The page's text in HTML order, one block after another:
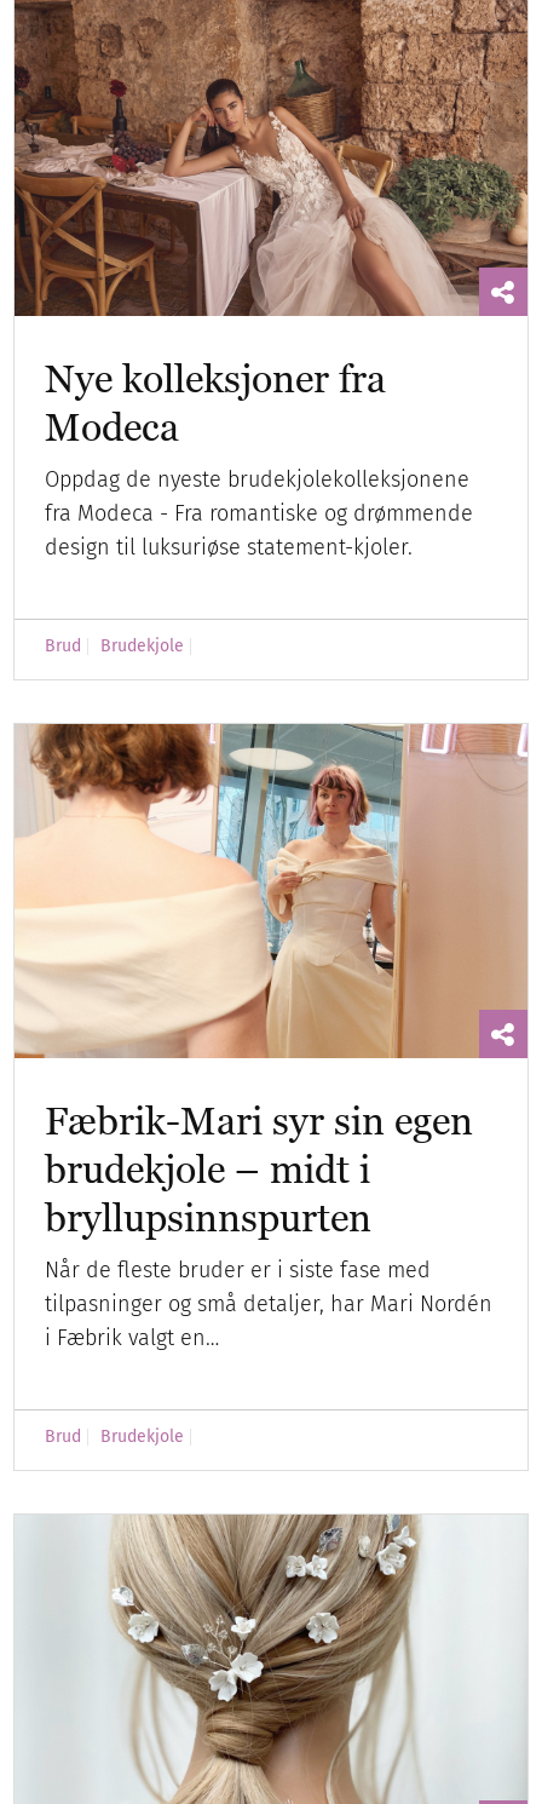
Nye kolleksjoner fra
Modeca
Oppdag de nyeste brudekjolekolleksjonene
fra Modeca - Fra romantiske og drømmende
design til luksuriøse statement-kjoler.
Brud Brudekjole
Fæbrik-Mari syr sin egen
brudekjole – midt i
bryllupsinnspurten
Når de fleste bruder er i siste fase med
tilpasninger og små detaljer, har Mari Nordén
i Fæbrik valgt en…
Brud Brudekjole